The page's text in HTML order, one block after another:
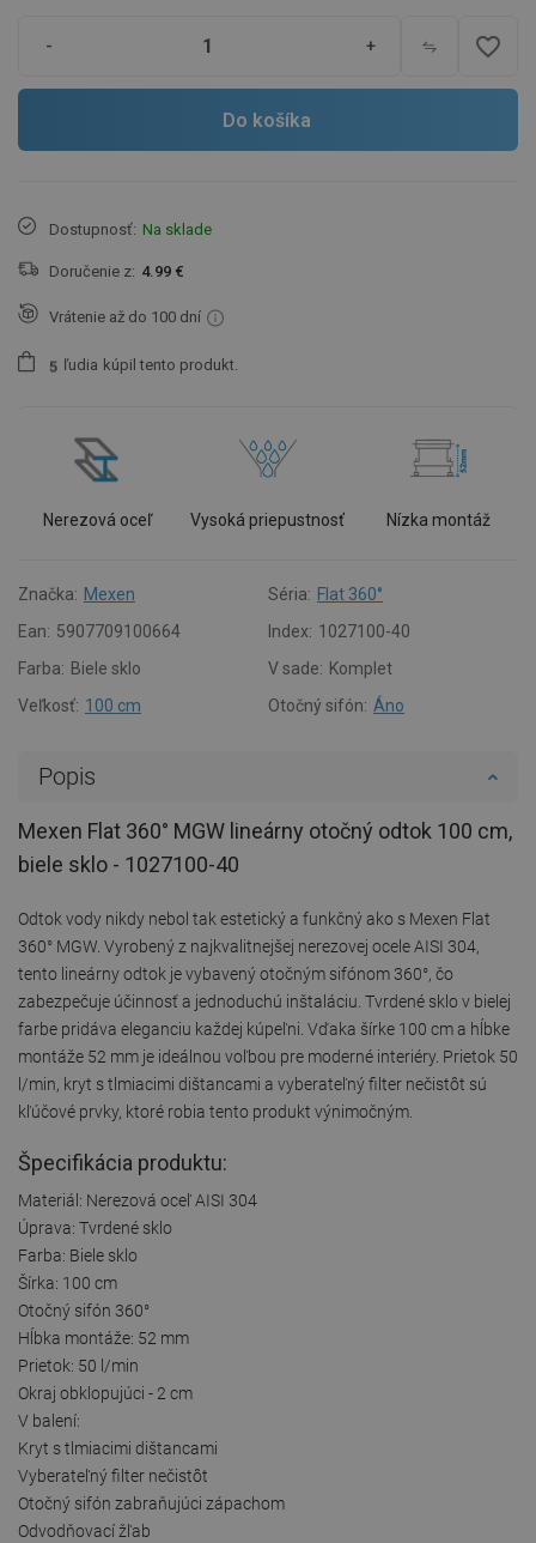
- + favorite_border
Do košíka
Dostupnosť: Na sklade
Doručenie z: 4.99 €
Vrátenie až do 100 dní
5 ľudia kúpil tento produkt.
Nerezová oceľ Vysoká priepustnosť Nízka montáž
Značka: Mexen Séria: Flat 360°
Ean: 5907709100664 Index: 1027100-40
Farba: Biele sklo V sade: Komplet
Veľkosť: 100 cm Otočný sifón: Áno
Popis
Mexen Flat 360° MGW lineárny otočný odtok 100 cm,
biele sklo - 1027100-40
Odtok vody nikdy nebol tak estetický a funkčný ako s Mexen Flat
360° MGW. Vyrobený z najkvalitnejšej nerezovej ocele AISI 304,
tento lineárny odtok je vybavený otočným sifónom 360°, čo
zabezpečuje účinnosť a jednoduchú inštaláciu. Tvrdené sklo v bielej
farbe pridáva eleganciu každej kúpeľni. Vďaka šírke 100 cm a hĺbke
montáže 52 mm je ideálnou voľbou pre moderné interiéry. Prietok 50
l/min, kryt s tlmiacimi dištancami a vyberateľný filter nečistôt sú
kľúčové prvky, ktoré robia tento produkt výnimočným.
Špecifikácia produktu:
Materiál: Nerezová oceľ AISI 304
Úprava: Tvrdené sklo
Farba: Biele sklo
Šírka: 100 cm
Otočný sifón 360°
Hĺbka montáže: 52 mm
Prietok: 50 l/min
Okraj obklopujúci - 2 cm
V balení:
Kryt s tlmiacimi dištancami
Vyberateľný filter nečistôt
Otočný sifón zabraňujúci zápachom
Odvodňovací žľab